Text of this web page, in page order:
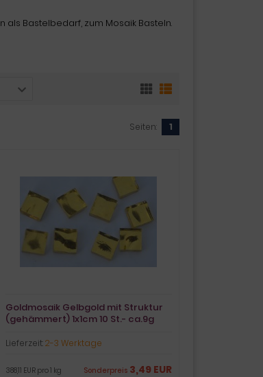
n als Bastelbedarf, zum Mosaik Basteln.
Seiten: 1
Goldmosaik Gelbgold mit Struktur
(gehämmert) 1x1cm 10 St.- ca.9g
Lieferzeit:2-3 Werktage
Sonderpreis 3,49 EUR
388,11 EUR pro 1 kg